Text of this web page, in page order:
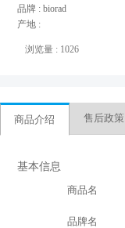
品牌 : biorad
产地 :
浏览量 : 1026
商品介绍 售后政策
基本信息
商品名
品牌名